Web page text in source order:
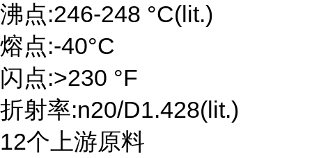
沸点:246-248 °C(lit.)
熔点:-40°C
闪点:>230 °F
折射率:n20/D1.428(lit.)
12个上游原料